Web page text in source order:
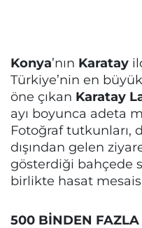
Konya’nın Karatay
Türkiye’nin en
öne çıkan Karatay
ayı boyunca adeta
Fotoğraf tutkunları,
dışından gelen
gösterdiği bahçede
birlikte hasat
500 BİNDEN FAZLA